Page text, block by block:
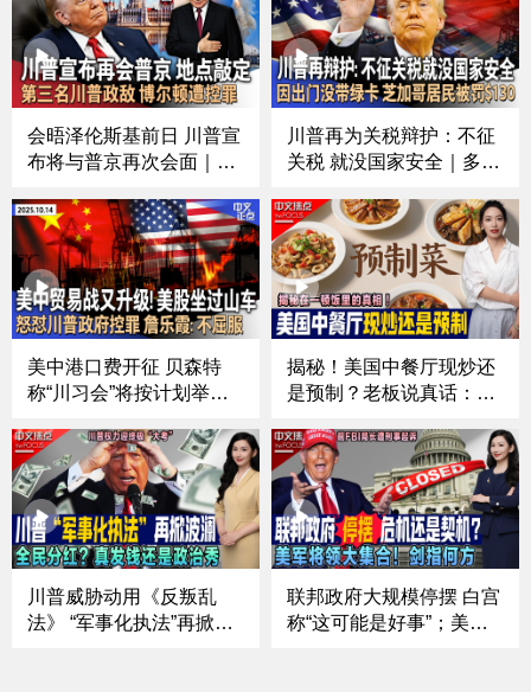
会晤泽伦斯基前日 川普宣
布将与普京再次会面｜芝
官对ICE特工下新命令｜
第三名川普政敌 前国安顾
问博尔顿遭控罪｜涉下药
侵犯多人 南加大中国留学
生被起诉《中文正点》25.
10.16
川普再为关税辩护：不征
关税 就没国家安全｜多家
俄领空”损公众利益｜美中
贸易紧张再升级 川普内阁
指责中国经济胁迫｜出门
没带绿卡 芝加哥居民被罚
$130《中文正点》25.10.
15
美中港口费开征 贝森特
称“川习会”将按计划举行
股坐“过山车”｜加沙停火
遇挫！以色列因人质遗体
归还问题砍援助｜强硬回
应川普政府指控 詹乐霞
称“不会屈服”《中文正
点》25.10.14
揭秘！美国中餐厅现炒还
是预制？老板说真话：哪
版“预制菜”怎么定义；食
客：五分钟上菜，我就怀
疑是预制；中餐行业的预
制菜该如何区分《中文焦
点》10/16/25
川普威胁动用《反叛乱
法》 “军事化执法”再掀波
联邦政府大规模停摆 白宫
称“这可能是好事”；美军